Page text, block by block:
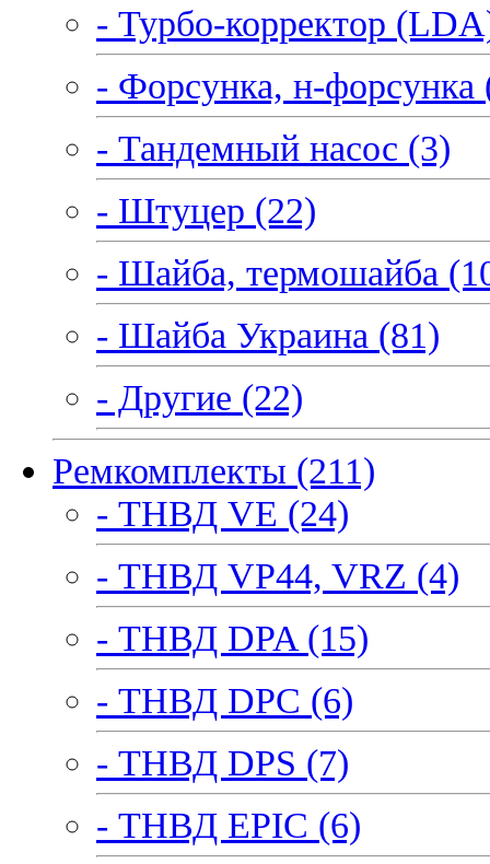
- Турбо-корректор
- Форсунка, н-форсунка
- Тандемный насос (3)
- Штуцер (22)
- Шайба, термошайба
- Шайба Украина (81)
- Другие (22)
Ремкомплекты (211)
- ТНВД VE (24)
- ТНВД VP44, VRZ (4)
- ТНВД DPA (15)
- ТНВД DPC (6)
- ТНВД DPS (7)
- ТНВД EPIC (6)